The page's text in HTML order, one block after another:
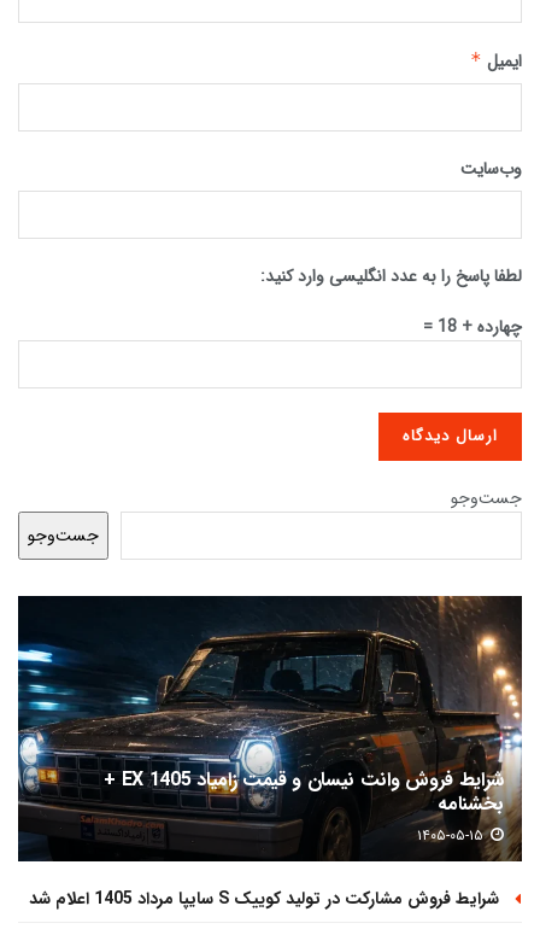
ایمیل *
وب‌سایت
لطفا پاسخ را به عدد انگلیسی وارد کنید:
چهارده + 18 =
جست‌وجو
جست‌وجو
شرایط فروش وانت نیسان و قیمت زامیاد EX 1405 +
بخشنامه
۱۴۰۵-۰۵-۱۵
شرایط فروش مشارکت در تولید کوییک S سایپا مرداد 1405 اعلام شد